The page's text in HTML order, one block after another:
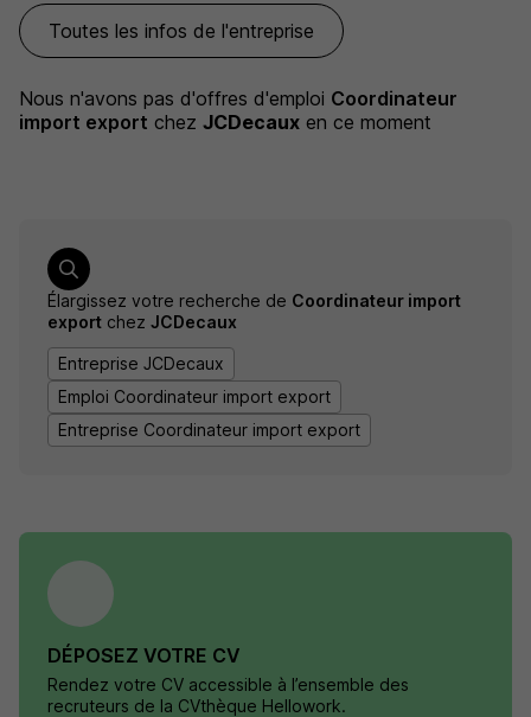
Toutes les infos de l'entreprise
Nous n'avons pas d'offres d'emploi Coordinateur
import export chez JCDecaux en ce moment
Élargissez votre recherche de Coordinateur import
export chez JCDecaux
Entreprise JCDecaux
Emploi Coordinateur import export
Entreprise Coordinateur import export
DÉPOSEZ VOTRE CV
Rendez votre CV accessible à l’ensemble des
recruteurs de la CVthèque Hellowork.